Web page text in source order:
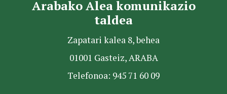
Arabako Alea komunikazio
taldea
Zapatari kalea 8, behea
01001 Gasteiz, ARABA
Telefonoa: 945 71 60 09